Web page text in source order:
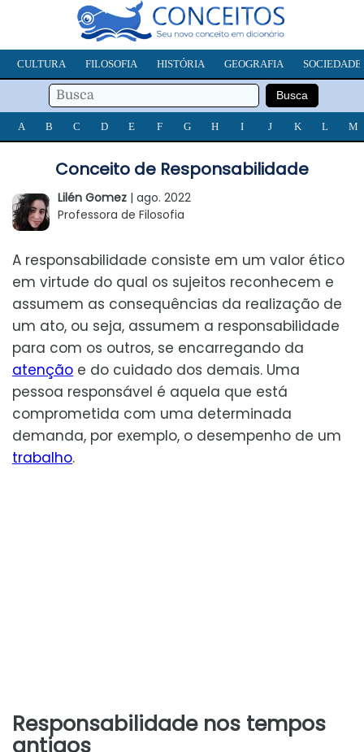
CULTURA FILOSOFIA HISTÓRIA GEOGRAFIA SOCIEDADE
A B C D E F G H I J K L M
Conceito de Responsabilidade
Lilén Gomez | ago. 2022
Professora de Filosofia
A responsabilidade consiste em um valor ético
em virtude do qual os sujeitos reconhecem e
assumem as consequências da realização de
um ato, ou seja, assumem a responsabilidade
para com os outros, se encarregando da
atenção e do cuidado dos demais. Uma
pessoa responsável é aquela que está
comprometida com uma determinada
demanda, por exemplo, o desempenho de um
trabalho.
Responsabilidade nos tempos
antigos